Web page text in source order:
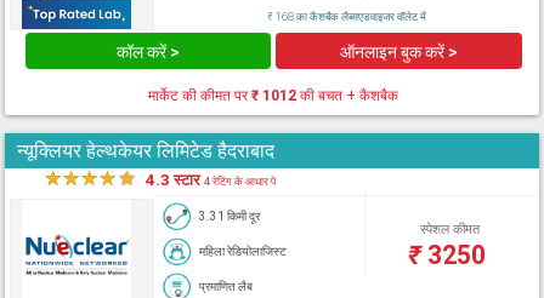
₹ 168 का कैशबैक लैब्सएडवाइजर वॉलेट में
कॉल करें > ऑनलाइन बुक करें >
मार्केट की कीमत पर₹ 1012 की बचत + कैशबैक
न्यूक्लियर हेल्थकेयर लिमिटेड हैदराबाद
★★★★★ 4.3 स्टार4 रेटिंग के आधार पे
3.31 किमी दूर
महिला रेडियोलाजिस्ट
प्रमाणित लैब
स्पेशल कीमत
₹3250